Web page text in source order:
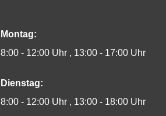
Montag:
8:00 - 12:00 Uhr
13:00 - 17:00 Uhr
Dienstag:
8:00 - 12:00 Uhr
13:00 - 18:00 Uhr